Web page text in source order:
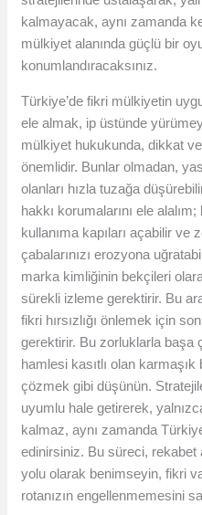
kalmayacak, aynı zamanda
mülkiyet alanında güçlü bir
konumlandıracaksınız.
Türkiye’de fikri mülkiyetin
ele almak, ip üstünde
mülkiyet hukukunda, dikkat
önemlidir. Bunlar olmadan,
olanları hızla tuzağa
hakkı korumalarını ele
kullanıma kapıları açabilir ve
çabalarınızı erozyona
marka kimliğinin bekçileri
sürekli izleme gerektirir. Bu
fikri hırsızlığı önlemek için
gerektirir. Bu zorluklarla başa
hamlesi kasıtlı olan karmaşık
çözmek gibi düşünün.
uyumlu hale getirerek,
kalmaz, aynı zamanda
edinirsiniz. Bu süreci, rekabet
yolu olarak benimseyin, fikri
rotanızın engellenmemesini